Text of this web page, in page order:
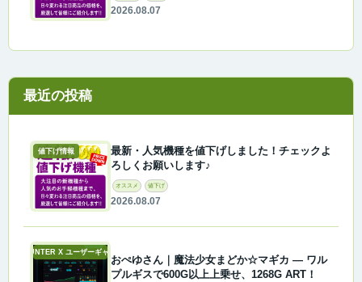
2026.08.07
最近の投稿
値下げ情報
最新・人気機種を値下げしました！チェックよ
ろしくお願いします♪
オススメ 値下げ
2026.08.07
A-COUNTER X ユーザーギャラリー
おぺゆさん｜魔法少女まどか☆マギカ ― ワル
プルギスで600G以上上乗せ、1268G ART！